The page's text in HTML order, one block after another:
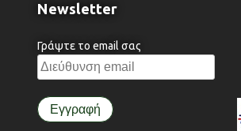
Newsletter
Γράψτε το email σας